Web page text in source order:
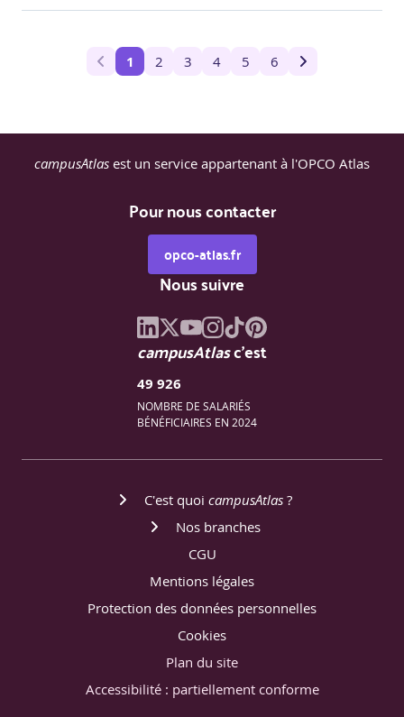
1 2 3 4 5 6
campusAtlas est un service appartenant à l'OPCO Atlas
Pour nous contacter
opco-atlas.fr
Nous suivre
campusAtlasc'est
49 926
NOMBRE DE SALARIÉS
BÉNÉFICIAIRES EN 2024
C'est quoi campusAtlas ?
Nos branches
CGU
Mentions légales
Protection des données personnelles
Cookies
Plan du site
Accessibilité : partiellement conforme